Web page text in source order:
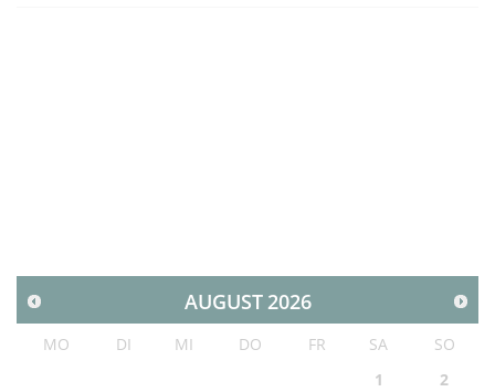
AUGUST2026
MO DI MI DO FR SA
SO
1
2